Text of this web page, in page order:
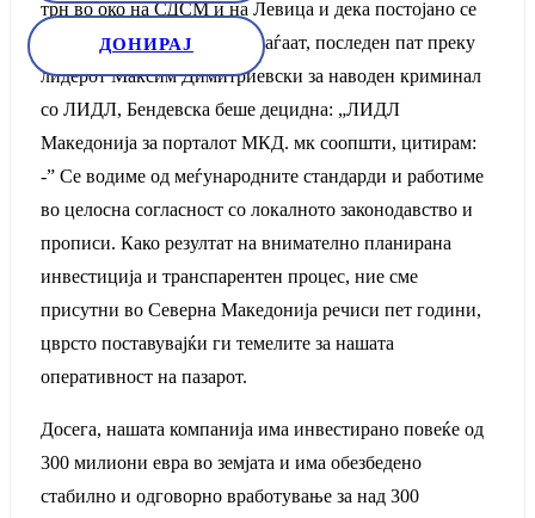
ДОНИРАЈ
трн во око на СДСМ и на Левица и дека постојано се
занимаваат со нив и ги напаѓаат, последен пат преку
лидерот Максим Димитриевски за наводен криминал
со ЛИДЛ, Бендевска беше децидна: „ЛИДЛ
Македонија за порталот МКД. мк соопшти, цитирам:
-” Се водиме од меѓународните стандарди и работиме
во целосна согласност со локалното законодавство и
прописи. Како резултат на внимателно планирана
инвестиција и транспарентен процес, ние сме
присутни во Северна Македонија речиси пет години,
цврсто поставувајќи ги темелите за нашата
оперативност на пазарот.
Досега, нашата компанија има инвестирано повеќе од
300 милиони евра во земјата и има обезбедено
стабилно и одговорно вработување за над 300